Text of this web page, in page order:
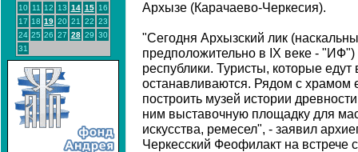
10
11 12 13 14 15 16
17 18 19 20 21 22 23
24 25 26 27 28 29 30
31
Архызе (Карачаево-Черкесия).
"Сегодня Архызский лик
предположительно в IX веке - "ИФ")
республики. Туристы, которые едут
останавливаются. Рядом с храмом
построить музей истории
ним выставочную площадку для
искусства, ремесел", - заявил
Черкесский Феофилакт на встрече